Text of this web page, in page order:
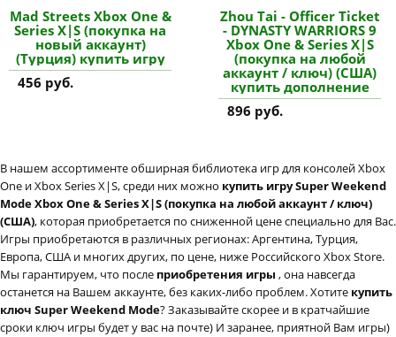
Mad Streets Xbox One &
Series X|S (покупка на
новый аккаунт)
(Турция) купить игру
456 руб.
Zhou Tai - Officer Ticket
- DYNASTY WARRIORS 9
Xbox One & Series X|S
(покупка на любой
аккаунт / ключ) (США)
купить дополнение
896 руб.
В нашем ассортименте обширная библиотека игр для консолей Xbox
One и Xbox Series X|S, среди них можно купить игру Super Weekend
Mode Xbox One & Series X|S (покупка на любой аккаунт / ключ)
(США), которая приобретается по сниженной цене специально для Вас.
Игры приобретаются в различных регионах: Аргентина, Турция,
Европа, США и многих других, по цене, ниже Российского Xbox Store.
Мы гарантируем, что после приобретения игры , она навсегда
останется на Вашем аккаунте, без каких-либо проблем. Хотите купить
ключ Super Weekend Mode? Заказывайте скорее и в кратчайшие
сроки ключ игры будет у вас на почте) И заранее, приятной Вам игры)